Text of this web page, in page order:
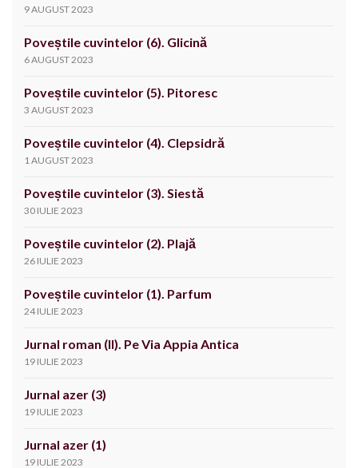
9 AUGUST 2023
Poveștile cuvintelor (6). Glicină
6 AUGUST 2023
Poveștile cuvintelor (5). Pitoresc
3 AUGUST 2023
Poveștile cuvintelor (4). Clepsidră
1 AUGUST 2023
Poveștile cuvintelor (3). Siestă
30 IULIE 2023
Poveștile cuvintelor (2). Plajă
26 IULIE 2023
Poveștile cuvintelor (1). Parfum
24 IULIE 2023
Jurnal roman (II). Pe Via Appia Antica
19 IULIE 2023
Jurnal azer (3)
19 IULIE 2023
Jurnal azer (1)
19 IULIE 2023